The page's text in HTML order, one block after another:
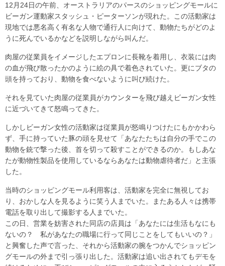
12月24日の午前、オーストラリアのパースのショッピングモールに
ビーガン運動家スタッシュ・ピーターソンが現れた。この活動家は
現地では悪名高く有名な人物で通行人に向けて、動物たちがどのよ
うに死んでいるかなどを説明しながら叫んだ。
肉屋の従業員をイメージしたエプロンに長靴を着用し、衣装には肉
の血が飛び散ったかのように絵の具で着色されていた。更にブタの
頭を持っており、動物を食べないように叫び続けた。
それを見ていた肉屋の従業員がカウンターを飛び越えビーガン女性
に近づいてきて怒鳴ってきた。
しかしビーガン女性の活動家は従業員が怒鳴りつけたにもかかわら
ず、手に持っていた豚の頭を見せて「あなたたちは自分の手でこの
動物を銃で撃った後、首を切って殺すことができるのか。もしあな
たが動物性製品を使用しているならあなたは動物虐待者だ」と主張
した。
当時のショッピングモール利用客は、活動家を完全に無視してお
り、おかしな人を見るように笑う人までいた。またある人々は携帯
電話を取り出して撮影する人までいた。
この日、営業を妨害された同店の店員は「あなたには生活もなにも
ないの？ 私があなたの職場に行って同じことをしてもいいの？」
と興奮した声で言った、それから活動家の腕をつかんでショッピン
グモールの外まで引っ張り出した。活動家は追い出されてもデモを